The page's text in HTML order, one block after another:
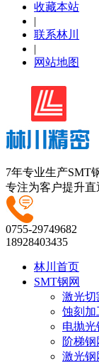
收藏本站
|
联系林川
|
网站地图
7年专业生产SMT
专注为客户提升
0755-29749682
18928403435
林川首页
SMT钢网
激光切
蚀刻加
电抛光
阶梯钢
激光钢